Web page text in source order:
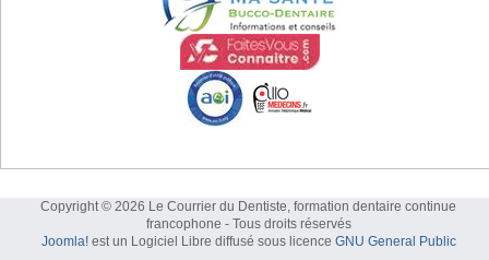
Copyright © 2026 Le Courrier du Dentiste, formation dentaire continue
francophone - Tous droits réservés
Joomla!est un Logiciel Libre diffusé sous licence GNU General Public